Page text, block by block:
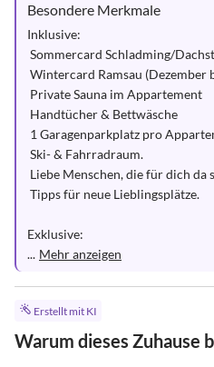
Besondere Merkmale
Inklusive:
Exklusive:
... Mehr anzeigen
Erstellt mit KI
Warum dieses Zuhause